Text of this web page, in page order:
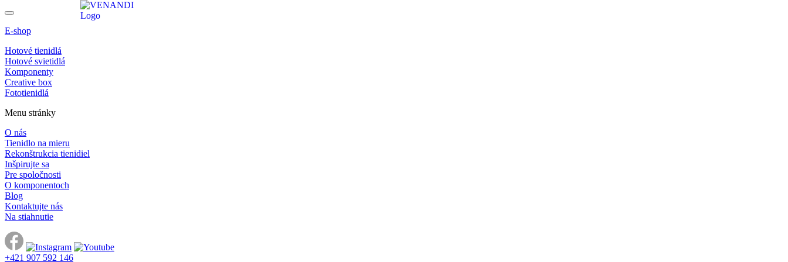
E-shop
Hotové tienidlá
Hotové svietidlá
Komponenty
Creative box
Fototienidlá
Menu stránky
O nás
Tienidlo na mieru
Rekonštrukcia tienidiel
Inšpirujte sa
Pre spoločnosti
O komponentoch
Blog
Kontaktujte nás
Na stiahnutie
+421 907 592 146